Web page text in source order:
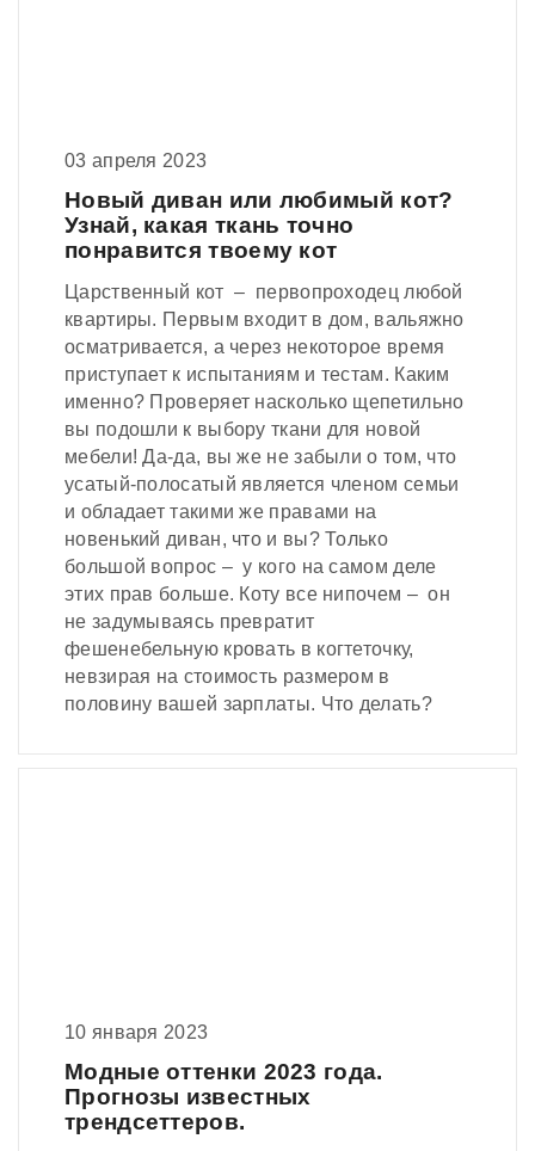
03 апреля 2023
Новый диван или любимый кот?
Узнай, какая ткань точно
понравится твоему кот
Царственный кот – первопроходец любой
квартиры. Первым входит в дом, вальяжно
осматривается, а через некоторое время
приступает к испытаниям и тестам. Каким
именно? Проверяет насколько щепетильно
вы подошли к выбору ткани для новой
мебели! Да-да, вы же не забыли о том, что
усатый-полосатый является членом семьи
и обладает такими же правами на
новенький диван, что и вы? Только
большой вопрос – у кого на самом деле
этих прав больше. Коту все нипочем – он
не задумываясь превратит
фешенебельную кровать в когтеточку,
невзирая на стоимость размером в
половину вашей зарплаты. Что делать?
10 января 2023
Модные оттенки 2023 года.
Прогнозы известных
трендсеттеров.